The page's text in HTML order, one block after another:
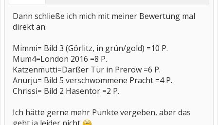
Dann schließe ich mich mit meiner Bewertung mal
direkt an.
Mimmi= Bild 3 (Görlitz, in grün/gold) =10 P.
Mum4=London 2016 =8 P.
Katzenmutti=Darßer Tür in Prerow =6 P.
Anurju= Bild 5 verschwommene Pracht =4 P.
Chrissi= Bild 2 Hasentor =2 P.
Ich hätte gerne mehr Punkte vergeben, aber das